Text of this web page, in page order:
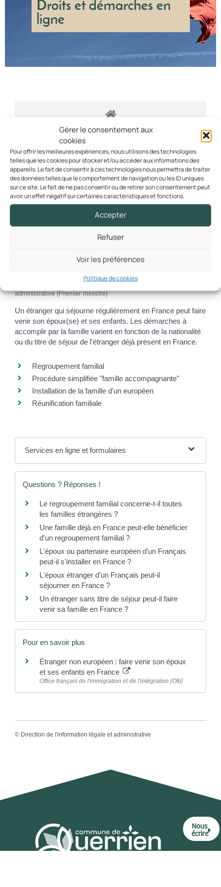
Gérer le consentement aux
cookies
Pour offrir les meilleures expériences, nous utilisons des technologies
telles que les cookies pour stocker et/ou accéder aux informations des
appareils. Le fait de consentir à ces technologies nous permettra de traiter
des données telles que le comportement de navigation ou les ID uniques
sur ce site. Le fait de ne pas consentir ou de retirer son consentement peut
avoir un effet négatif sur certaines caractéristiques et fonctions.
Accepter
Refuser
Voir les préférences
Politique de cookies
Listes des associations
Ti Ma Bro
ACTION SOCIALE
Objectifs du CCAS
Actualités du CCAS
LA POSTE
Demande en ligne d’autorisation d’urbanisme
Déclaration préalable
Permis de construire
Permis d’aménager
INFO RÉSEAUX
Info Réseaux Electriques
Info Réseaux Voirie
Info Réseaux Téléphoniques
Droits et démarches en
ligne
Accueil particuliers> Étranger - Europe>Installation en
France d'une famille étrangère
Dossier
famille étrangère
Vérifié le 05/07/2022 - Direction de l'information légale et
administrative (Premier ministre)
Un étranger qui séjourne régulièrement en France peut faire
venir son époux(se) et ses enfants. Les démarches à
accomplir par la famille varient en fonction de la nationalité
ou du titre de séjour de l'étranger déjà présent en France.
Regroupement familial
Procédure simplifiée "famille accompagnante"
Installation de la famille d'un européen
Réunification familiale
Services en ligne et formulaires
Questions ? Réponses !
Le regroupement familial concerne-t-il toutes
les familles étrangères ?
Une famille déjà en France peut-elle bénéficier
d'un regroupement familial ?
L'époux ou partenaire européen d'un Français
peut-il s'installer en France ?
L'époux étranger d'un Français peut-il
séjourner en France ?
Un étranger sans titre de séjour peut-il faire
venir sa famille en France ?
Pour en savoir plus
Étranger non européen : faire venir son époux
et ses enfants en France
Office français de l'immigration et de l'intégration (Ofii)
© Direction de l'information légale et administrative
Nous
écrire